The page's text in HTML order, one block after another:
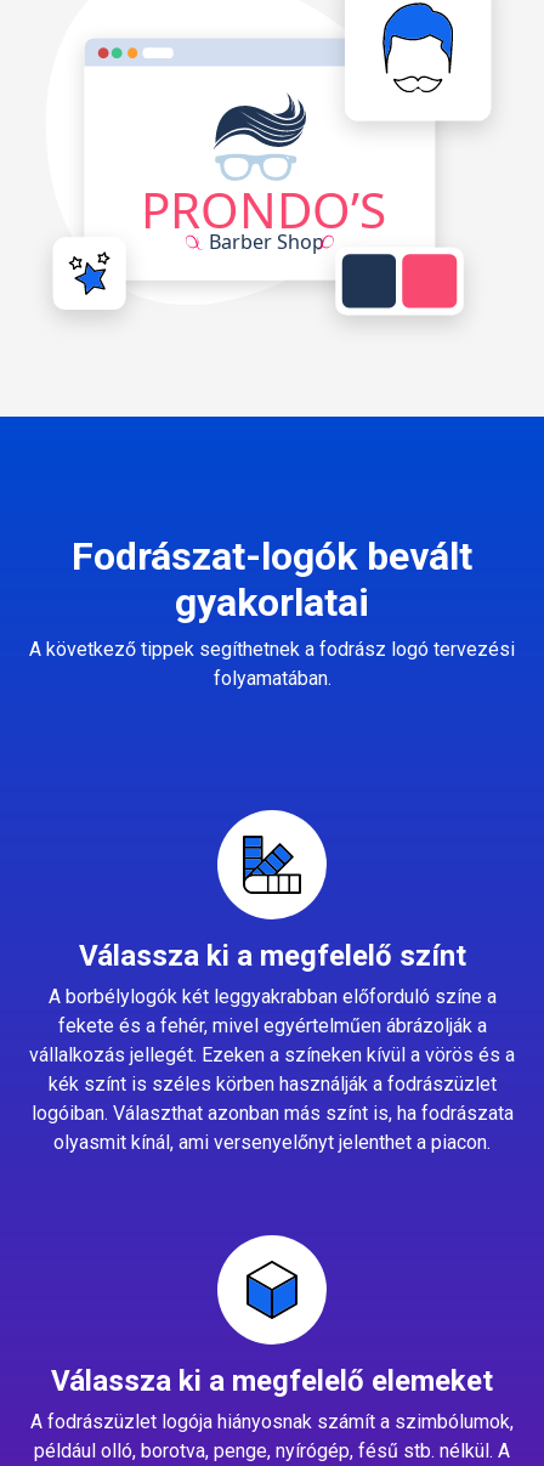
Fodrászat-logók bevált
gyakorlatai
A következő tippek segíthetnek a fodrász logó tervezési
folyamatában.
Válassza ki a megfelelő színt
A borbélylogók két leggyakrabban előforduló színe a
fekete és a fehér, mivel egyértelműen ábrázolják a
vállalkozás jellegét. Ezeken a színeken kívül a vörös és a
kék színt is széles körben használják a fodrászüzlet
logóiban. Választhat azonban más színt is, ha fodrászata
olyasmit kínál, ami versenyelőnyt jelenthet a piacon.
Válassza ki a megfelelő elemeket
A fodrászüzlet logója hiányosnak számít a szimbólumok,
például olló, borotva, penge, nyírógép, fésű stb. nélkül. A